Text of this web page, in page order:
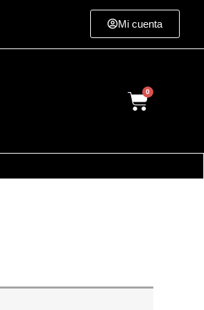
Mi cuenta
Cart